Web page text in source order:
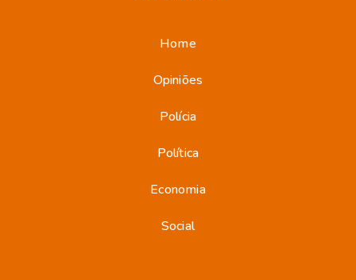
Home
Opiniões
Polícia
Política
Economia
Social